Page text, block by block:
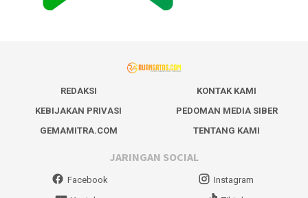
REDAKSI
KONTAK KAMI
KEBIJAKAN PRIVASI
PEDOMAN MEDIA SIBER
GEMAMITRA.COM
TENTANG KAMI
JARINGAN SOCIAL
Facebook
Instagram